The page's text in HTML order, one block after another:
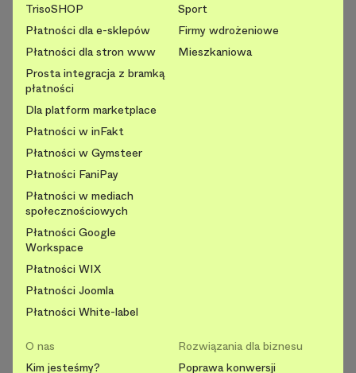
TrisoSHOP
Płatności dla e-sklepów
Płatności dla stron www
Prosta integracja z bramką
płatności
Dla platform marketplace
Płatności w inFakt
Płatności w Gymsteer
Płatności FaniPay
Płatności w mediach
społecznościowych
Płatności Google
Workspace
Płatności WIX
Płatności Joomla
Płatności White-label
Sport
Firmy wdrożeniowe
Mieszkaniowa
O nas
Kim jesteśmy?
Rozwiązania dla biznesu
Poprawa konwersji